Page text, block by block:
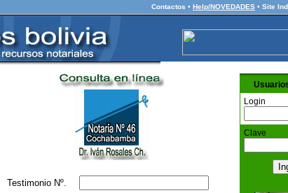
Contactos • Help/NOVEDADES • Site
Testimonio Nº.
Login
Clave